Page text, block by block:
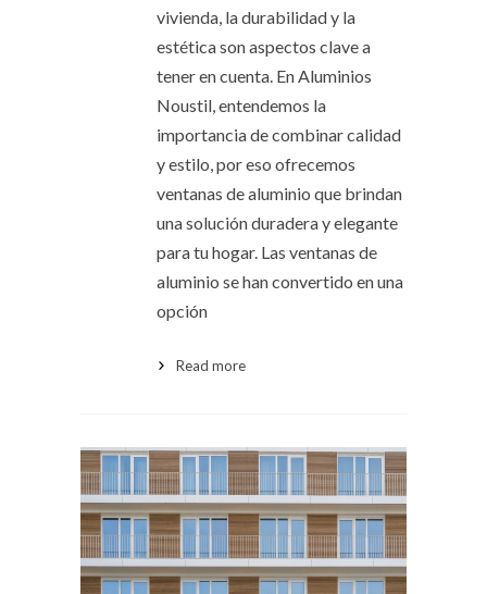
vivienda, la durabilidad y la
estética son aspectos clave a
tener en cuenta. En Aluminios
Noustil, entendemos la
importancia de combinar calidad
y estilo, por eso ofrecemos
ventanas de aluminio que brindan
una solución duradera y elegante
para tu hogar. Las ventanas de
aluminio se han convertido en una
opción
Read more